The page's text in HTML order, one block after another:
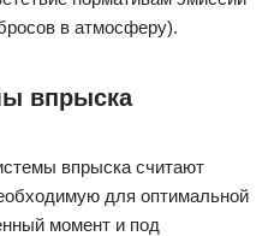
в атмосферу).
впрыска
впрыска считают
для оптимальной
момент и под